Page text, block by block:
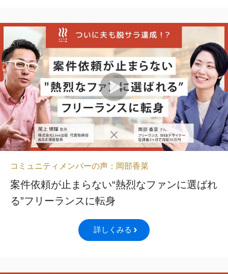
コミュニティメンバーの声：岡部香菜
案件依頼が止まらない“熱烈なファンに選ばれ
る”フリーランスに転身
詳しくみる